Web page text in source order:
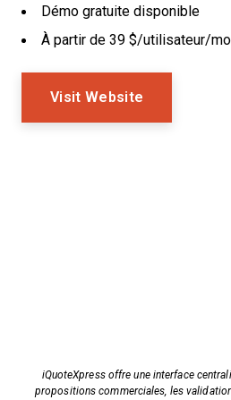
Démo gratuite disponible
À partir de 39 $/utilisateur/
Visit Website
iQuoteXpress offre une interface
propositions commerciales, les